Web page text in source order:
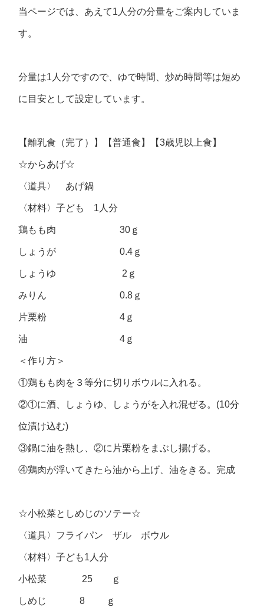
当ページでは、あえて1人分の分量をご案内していま
す。
分量は1人分ですので、ゆで時間、炒め時間等は短め
に目安として設定しています。
【離乳食（完了）】【普通食】【3歳児以上食】
☆からあげ☆
〈道具〉 あげ鍋
〈材料〉子ども 1人分
鶏もも肉 30ｇ
しょうが 0.4ｇ
しょうゆ 2ｇ
みりん 0.8ｇ
片栗粉 4ｇ
油 4ｇ
＜作り方＞
①鶏もも肉を３等分に切りボウルに入れる。
②①に酒、しょうゆ、しょうがを入れ混ぜる。(10分
位漬け込む)
③鍋に油を熱し、②に片栗粉をまぶし揚げる。
④鶏肉が浮いてきたら油から上げ、油をきる。完成
☆小松菜としめじのソテー☆
〈道具〉フライパン ザル ボウル
〈材料〉子ども1人分
小松菜 25 ｇ
しめじ 8 ｇ